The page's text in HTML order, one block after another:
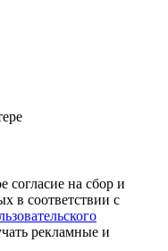
на сбор и
в соответствии с
рекламные и